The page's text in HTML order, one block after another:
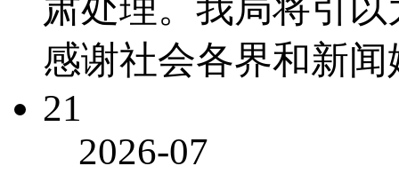
肃处理。我局将引
感谢社会各界和新
21
2026-07